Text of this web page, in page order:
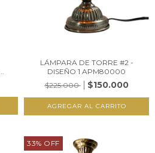
LÁMPARA DE TORRE #2 -
DISEÑO 1 APM80000
$225.000
$150.000
33% OFF